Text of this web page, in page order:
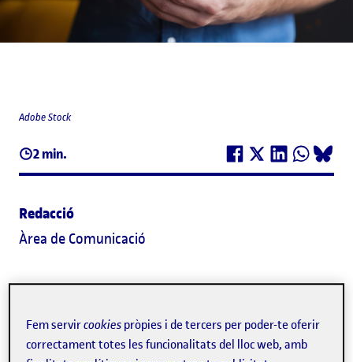
2 min.
Adobe Stock
Redacció
Àrea de Comunicació
Uns 150 pacients catalans han intervingut durant els
en la presentació del decàleg ProPacient, un document
Fem servircookies pròpies i de tercers per poder-te oferir
correctament totes les funcionalitats del lloc web, amb